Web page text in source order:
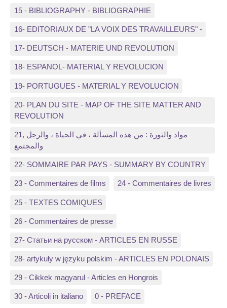
15 - BIBLIOGRAPHY - BIBLIOGRAPHIE
16- EDITORIAUX DE "LA VOIX DES TRAVAILLEURS" -
17- DEUTSCH - MATERIE UND REVOLUTION
18- ESPANOL- MATERIAL Y REVOLUCION
19- PORTUGUES - MATERIAL Y REVOLUCION
20- PLAN DU SITE - MAP OF THE SITE MATTER AND
REVOLUTION
21, مواد والثورة : من هذه المسألة ، في الحياة ، والرجل
والمجتمع
22- SOMMAIRE PAR PAYS - SUMMARY BY COUNTRY
23 - Commentaires de films 24 - Commentaires de livres
25 - TEXTES COMIQUES
26 - Commentaires de presse
27- Статьи на русском - ARTICLES EN RUSSE
28- artykuły w języku polskim - ARTICLES EN POLONAIS
29 - Cikkek magyarul - Articles en Hongrois
30 - Articoli in italiano 0 - PREFACE